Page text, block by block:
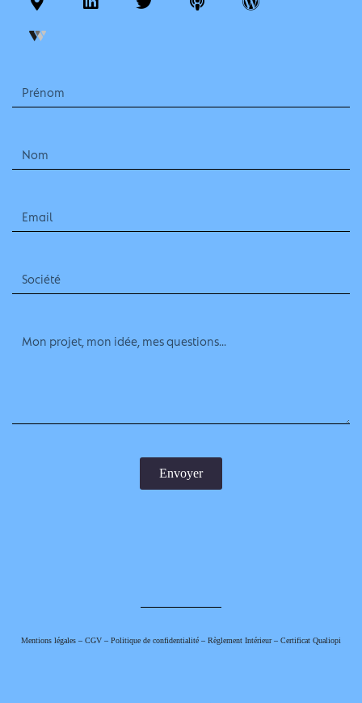
Envoyer
Mentions légales – CGV – Politique de confidentialité – Règlement Intérieur– Certificat Qualiopi